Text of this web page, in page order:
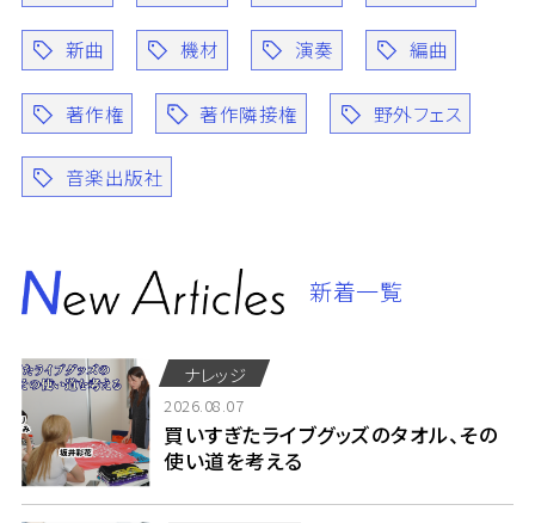
新曲 機材 演奏 編曲
著作権 著作隣接権 野外フェス
音楽出版社
新着一覧
ナレッジ
2026.08.07
買いすぎたライブグッズのタオル、その
使い道を考える